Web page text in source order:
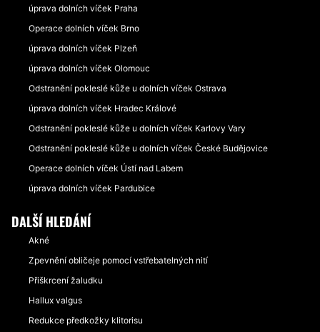
úprava dolních víček Praha
Operace dolních víček Brno
úprava dolních víček Plzeň
úprava dolních víček Olomouc
Odstranění pokleslé kůže u dolních víček Ostrava
úprava dolních víček Hradec Králové
Odstranění pokleslé kůže u dolních víček Karlovy Vary
Odstranění pokleslé kůže u dolních víček České Budějovice
Operace dolních víček Ústí nad Labem
úprava dolních víček Pardubice
DALŠÍ HLEDÁNÍ
Akné
Zpevnění obličeje pomocí vstřebatelných nití
Přiškrcení žaludku
Hallux valgus
Redukce předkožky klitorisu